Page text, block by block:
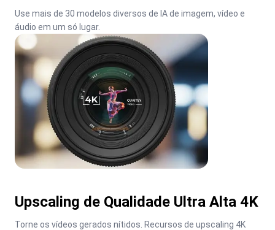
Use mais de 30 modelos diversos de IA de imagem, vídeo e
áudio em um só lugar.
Upscaling de Qualidade Ultra Alta 4K
Torne os vídeos gerados nítidos. Recursos de upscaling 4K